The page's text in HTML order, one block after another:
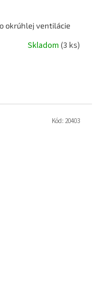
okrúhlej ventilácie
Skladom (3 ks)
Kód: 20403